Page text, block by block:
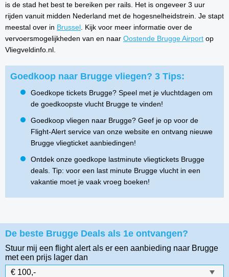
is de stad het best te bereiken per rails. Het is ongeveer 3 uur
rijden vanuit midden Nederland met de hogesnelheidstrein. Je stapt
meestal over in Brussel. Kijk voor meer informatie over de
vervoersmogelijkheden van en naar Oostende Brugge Airport op
Vliegveldinfo.nl.
Goedkoop naar Brugge vliegen? 3 Tips:
Goedkope tickets Brugge? Speel met je vluchtdagen om
de goedkoopste vlucht Brugge te vinden!
Goedkoop vliegen naar Brugge? Geef je op voor de
Flight-Alert service van onze website en ontvang nieuwe
Brugge vliegticket aanbiedingen!
Ontdek onze goedkope lastminute vliegtickets Brugge
deals. Tip: voor een last minute Brugge vlucht in een
vakantie moet je vaak vroeg boeken!
De beste Brugge Deals als 1e ontvangen?
Stuur mij een flight alert als er een aanbieding naar Brugge
met een prijs lager dan